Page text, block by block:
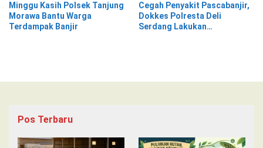
Minggu Kasih Polsek Tanjung
Morawa Bantu Warga
Terdampak Banjir
Cegah Penyakit Pascabanjir,
Dokkes Polresta Deli
Serdang Lakukan
Pos Terbaru